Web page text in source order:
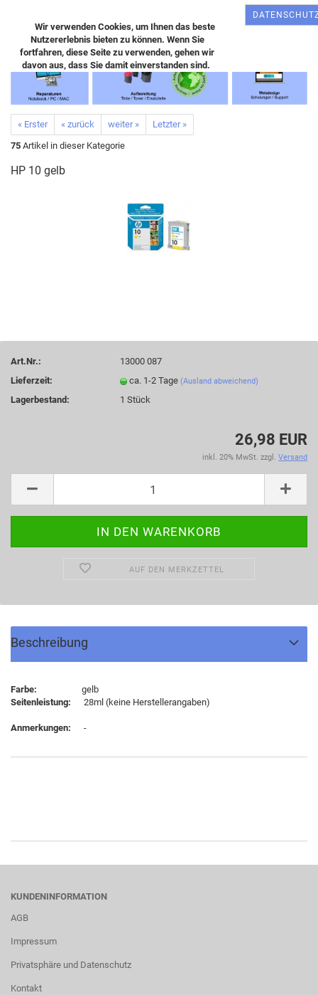
Wir verwenden Cookies, um Ihnen das beste
Nutzererlebnis bieten zu können. Wenn Sie
fortfahren, diese Seite zu verwenden, gehen wir
davon aus, dass Sie damit einverstanden sind.
« Erster « zurück weiter »
Letzter »
75 Artikel in dieser Kategorie
HP 10 gelb
Art.Nr.:
13000 087
Lieferzeit:
ca. 1-2 Tage(Ausland abweichend)
Lagerbestand: 1Stück
26,98 EUR
inkl. 20% MwSt. zzgl. Versand
AUF DEN MERKZETTEL
Beschreibung
Farbe:
gelb
Seitenleistung: 28ml (keine Herstellerangaben)
Anmerkungen: -
KUNDENINFORMATION
AGB
Impressum
Privatsphäre und Datenschutz
Kontakt